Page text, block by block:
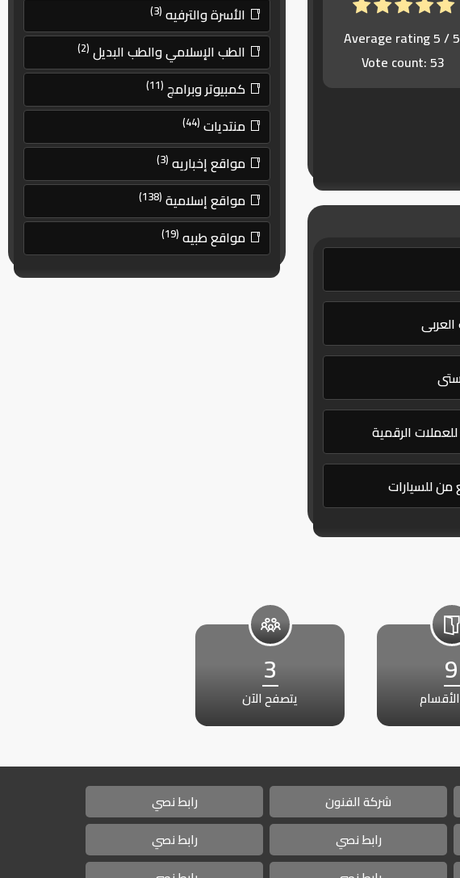
Average rating5/
Vote count:53
الرقمية
من للسيارات
الأسرة والترفيه (3)
الطب الإسلامي والطب البديل (2)
كمبيوتر وبرامج (11)
منتديات (44)
مواقع إخباريه (3)
مواقع إسلامية (138)
مواقع طبيه (19)
9
3
يتصفح الآن
شركة الفنون
رابط نصي
رابط نصي
رابط نصي